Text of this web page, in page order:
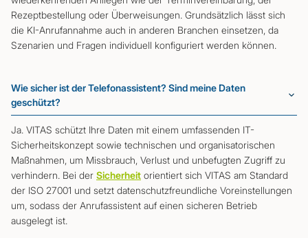
Rezeptbestellung oder Überweisungen. Grundsätzlich lässt sich
die KI-Anrufannahme auch in anderen Branchen einsetzen, da
Szenarien und Fragen individuell konfiguriert werden können.
Wie sicher ist der Telefonassistent? Sind meine Daten
geschützt?
Ja. VITAS schützt Ihre Daten mit einem umfassenden IT-
Sicherheitskonzept sowie technischen und organisatorischen
Maßnahmen, um Missbrauch, Verlust und unbefugten Zugriff zu
verhindern. Bei der Sicherheit orientiert sich VITAS am Standard
der ISO 27001 und setzt datenschutzfreundliche Voreinstellungen
um, sodass der Anrufassistent auf einen sicheren Betrieb
ausgelegt ist.